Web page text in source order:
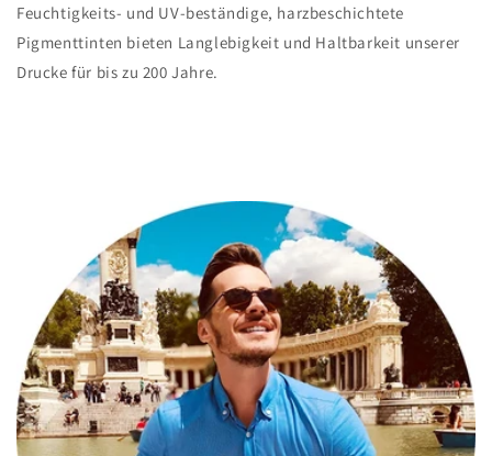
Feuchtigkeits- und UV-beständige, harzbeschichtete
Pigmenttinten bieten Langlebigkeit und Haltbarkeit unserer
Drucke für bis zu 200 Jahre.